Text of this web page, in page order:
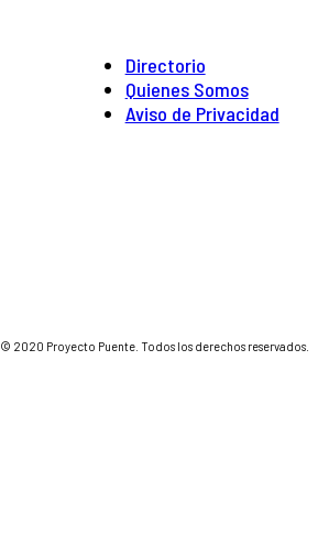
Directorio
Quienes Somos
Aviso de Privacidad
© 2020 Proyecto Puente. Todos los derechos reservados.